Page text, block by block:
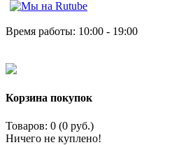
Время работы: 10:00 - 19:00
Корзина покупок
Товаров: 0 (0 руб.)
Ничего не куплено!